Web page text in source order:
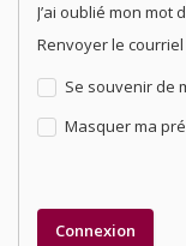
J’ai oublié mon mot
Renvoyer le courriel
Se souvenir de
Masquer ma